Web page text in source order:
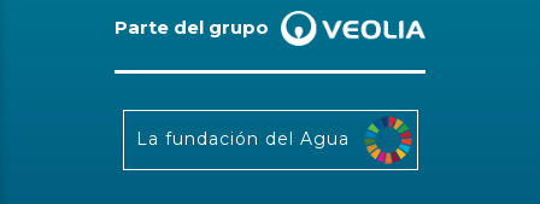
Parte del grupo
La fundación del Agua